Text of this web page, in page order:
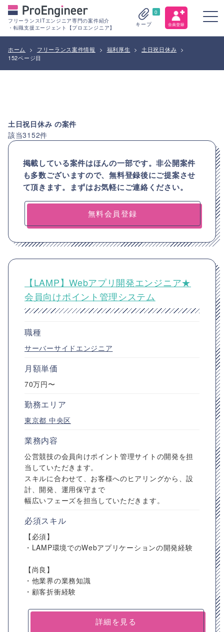
フリーランスITエンジニア専門の案件紹介
・転職支援エージェント【プロエンジニア】
0
キープ
ホーム > フリーランス案件情報 > 福利厚生 > 土日祝日休み >
152ページ目
土日祝日休み の案件
該当3152件
掲載している案件はほんの一部です。非公開案件
も多数ございますので、無料登録後にご提案させ
て頂きます。まずはお気軽にご連絡ください。
無料会員登録
【LAMP】Webアプリ開発エンジニア★
会員向けポイント管理システム
職種
サーバーサイドエンジニア
月額単価
70万円〜
勤務エリア
東京都 中央区
業務内容
公営競技の会員向けポイント管理サイトの開発を担
当していただきます。
スキルに合わせて、お客様へのヒアリングから、設
計、開発、運用保守まで
幅広いフェーズを担当していただきます。
必須スキル
【必須】
・LAMP環境でのWebアプリケーションの開発経験
【尚良】
・他業界の業務知識
・顧客折衝経験
詳細を見る